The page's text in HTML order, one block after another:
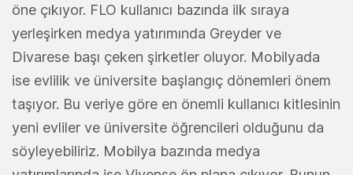
öne çıkıyor. FLO kullanıcı bazında ilk sıraya
yerleşirken medya yatırımında Greyder ve
Divarese başı çeken şirketler oluyor. Mobilyada
ise evlilik ve üniversite başlangıç dönemleri önem
taşıyor. Bu veriye göre en önemli kullanıcı kitlesinin
yeni evliler ve üniversite öğrencileri olduğunu da
söyleyebiliriz. Mobilya bazında medya